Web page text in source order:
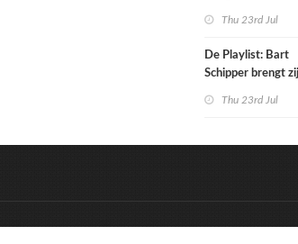
Thu 23rd Jul
De Playlist: Bart
Schipper brengt
Thu 23rd Jul